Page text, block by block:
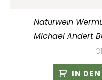
Naturwein
Michael Andert
IN